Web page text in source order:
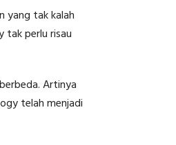
yang tak kalah
tak perlu risau
Artinya
telah menjadi